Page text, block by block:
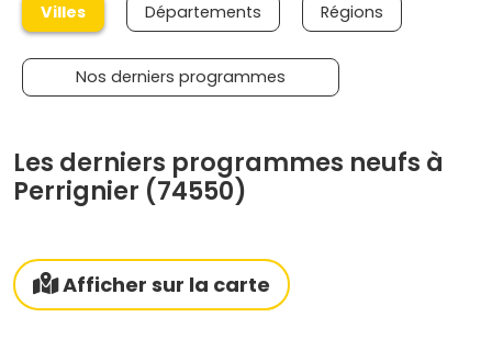
Villes Départements Régions
Nos derniers programmes
Les derniers programmes neufs à
Perrignier (74550)
Afficher sur la carte